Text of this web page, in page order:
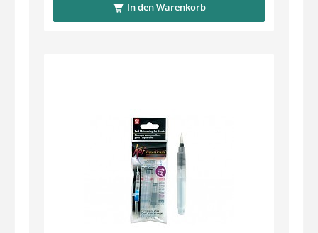
In den Warenkorb